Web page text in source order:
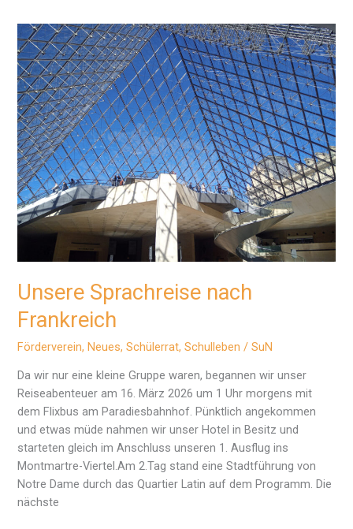
Austausch,
Freunde,
Abenteuer
Unsere Sprachreise nach
Frankreich
Förderverein,Neues,Schülerrat,Schulleben /SuN
Da wir nur eine kleine Gruppe waren, begannen wir unser
Reiseabenteuer am 16. März 2026 um 1 Uhr morgens mit
dem Flixbus am Paradiesbahnhof. Pünktlich angekommen
und etwas müde nahmen wir unser Hotel in Besitz und
starteten gleich im Anschluss unseren 1. Ausflug ins
Montmartre-Viertel.Am 2.Tag stand eine Stadtführung von
Notre Dame durch das Quartier Latin auf dem Programm. Die
nächste